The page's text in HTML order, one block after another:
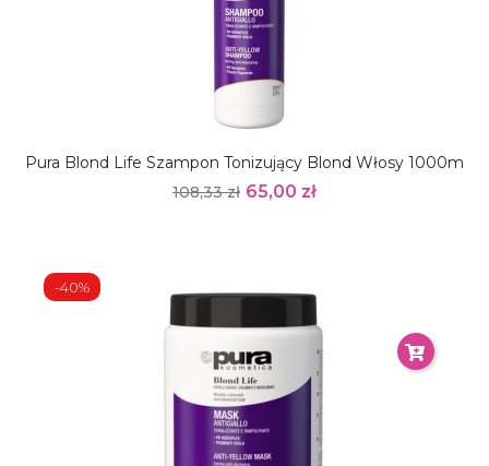
Pura Blond Life Szampon Tonizujący Blond Włosy 1000m
108,33 zł 65,00 zł
-40%